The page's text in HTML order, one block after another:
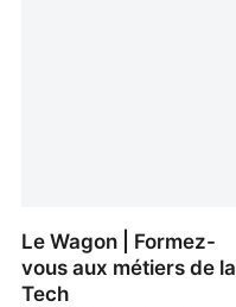
Le Wagon | Formez-
vous aux métiers de la
Tech